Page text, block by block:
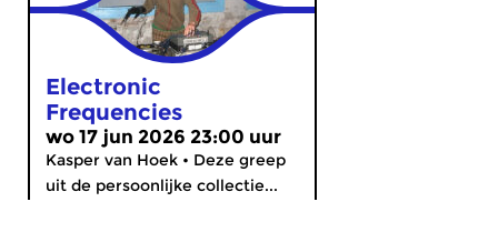
Electronic
Frequencies
wo 17 jun 2026 23:00 uur
Kasper van Hoek • Deze greep
uit de persoonlijke collectie...